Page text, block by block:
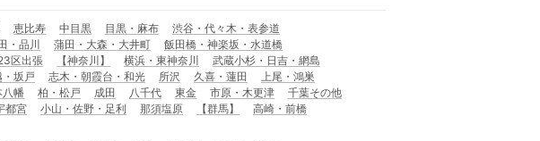
恵比寿 中目黒 目黒・麻布
渋谷・代々木・表参道
・品川 蒲田・大森・大井町
飯田橋・神楽坂・水道橋
区出張 【神奈川】 横浜・東神奈川
武蔵小杉・日吉・網島
・坂戸 志木・朝霞台・和光 所沢 久喜・蓮田
上尾・鴻巣
八幡 柏・松戸 成田 八千代 東金 市原・木更津
千葉その他
都宮 小山・佐野・足利 那須塩原 【群馬】
高崎・前橋